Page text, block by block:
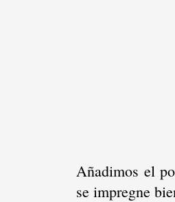
Añadimos el
se impregne